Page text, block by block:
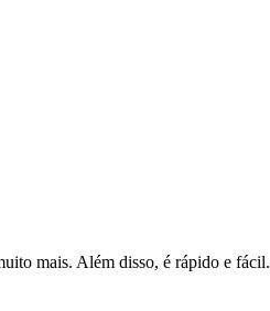
mais. Além disso, é rápido e fácil.